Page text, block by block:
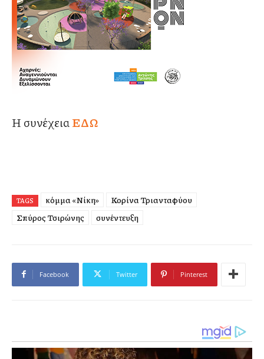
Η συνέχειαΕΔΩ
TAGS κόμμα «Νίκη»
Κορίνα Τριανταφύλλου
Σπύρος Τσιρώνης
συνέντευξη
Facebook Twitter Pinterest